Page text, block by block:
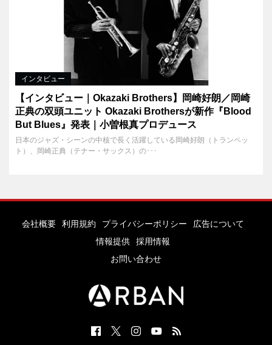
インタビュー
【インタビュー｜Okazaki Brothers】岡崎好朗／岡崎
正典の双頭ユニット Okazaki Brothersが新作『Blood
But Blues』発表｜小曽根真プロデュース
日本のジャズ・シーンの中核で長く活躍している岡崎好朗（トランペッ
ト）、岡崎正典（テナー・サックス）の･･･
会社概要 利用規約 プライバシーポリシー
広告について
情報提供
採用情報
お問い合わせ